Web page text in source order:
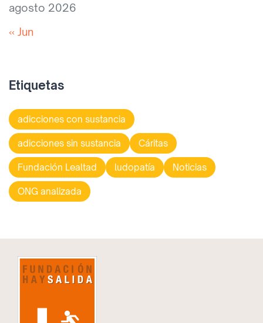
agosto 2026
« Jun
Etiquetas
adicciones con sustancia
adicciones sin sustancia Cáritas
Fundación Lealtad ludopatía Noticias
ONG analizada